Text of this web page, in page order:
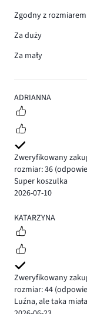
5
ADRIANNA
Zweryfikowany
rozmiar: 36
Super koszulka
2026-07-10
5
KATARZYNA
Zweryfikowany
rozmiar: 44
Luźna, ale taka
Zgodny z rozmiarem
Za duży
Za mały